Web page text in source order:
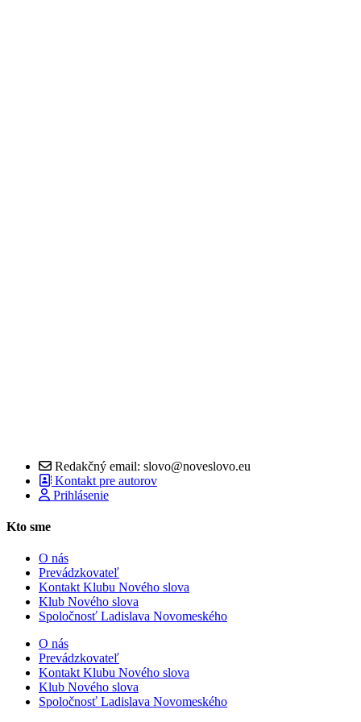
Redakčný email: slovo@noveslovo.eu
Kontakt pre autorov
Prihlásenie
Kto sme
O nás
Prevádzkovateľ
Kontakt Klubu Nového slova
Klub Nového slova
Spoločnosť Ladislava Novomeského
O nás
Prevádzkovateľ
Kontakt Klubu Nového slova
Klub Nového slova
Spoločnosť Ladislava Novomeského